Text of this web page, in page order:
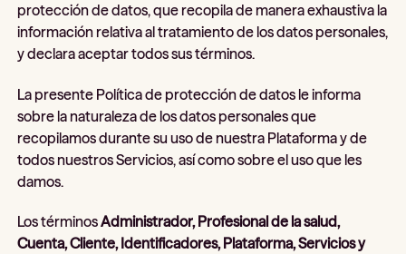
protección de datos, que recopila de manera exhaustiva la
información relativa al tratamiento de los datos personales,
y declara aceptar todos sus términos.
La presente Política de protección de datos le informa
sobre la naturaleza de los datos personales que
recopilamos durante su uso de nuestra Plataforma y de
todos nuestros Servicios, así como sobre el uso que les
damos.
Los términosAdministrador, Profesional de la salud,
Cuenta, Cliente, Identificadores, Plataforma, Servicios y